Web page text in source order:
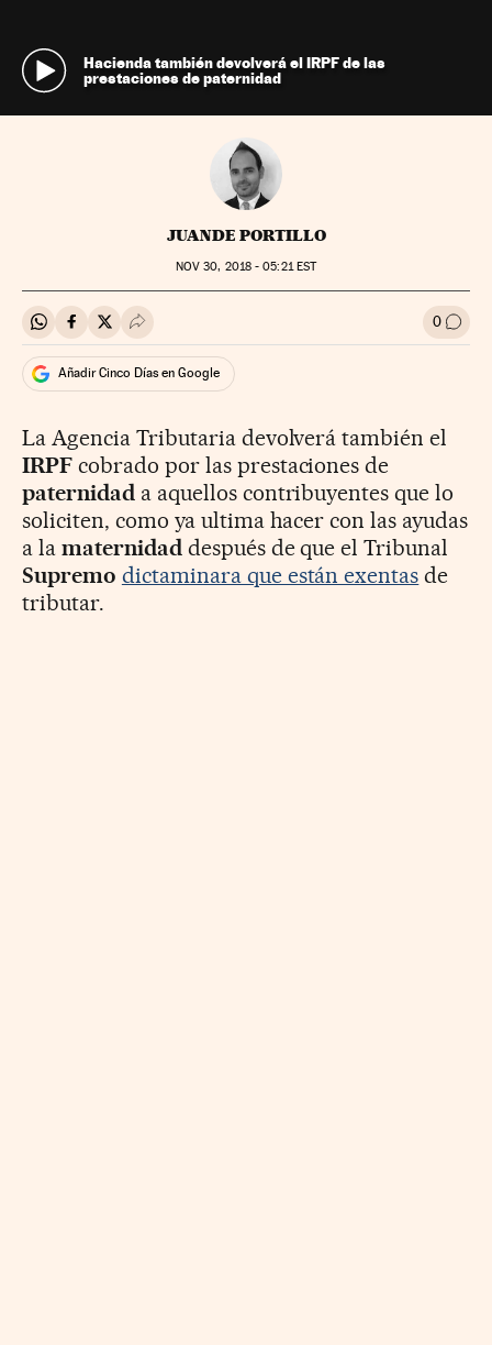
Hacienda también devolverá el IRPF de las
prestaciones de paternidad
JUANDE PORTILLO
NOV 30, 2018 - 05:21 EST
Compartir en Whatsapp
Compartir en Facebook
Compartir en Twitter
Desplegar Redes Sociales 0 Ir a
Añadir Cinco Días en Google
La Agencia Tributaria devolverá también el
IRPFcobrado por las prestaciones de
paternidad a aquellos contribuyentes que lo
soliciten, como ya ultima hacer con las ayudas
a la maternidad después de que el Tribunal
Supremo dictaminara que están exentas de
tributar.